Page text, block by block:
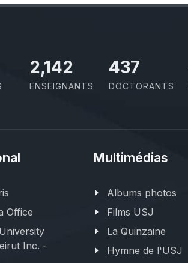
2,142
ENSEIGNANTS
437
DOCTORANTS
Office
Inc. -
Multimédias
Albums photos
Films USJ
La Quinzaine
Hymne de l'USJ